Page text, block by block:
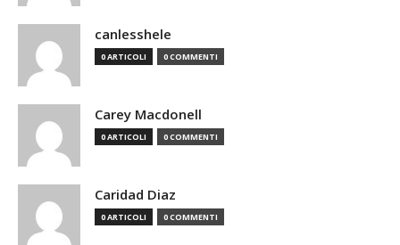
canlesshele
0 ARTICOLI 0 COMMENTI
Carey Macdonell
0 ARTICOLI 0 COMMENTI
Caridad Diaz
0 ARTICOLI 0 COMMENTI